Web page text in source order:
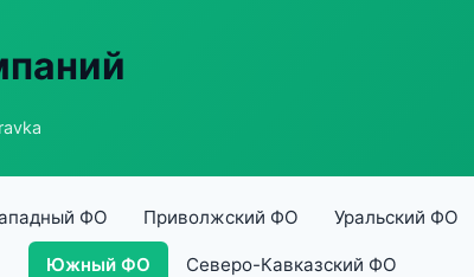
ФО Приволжский ФО Уральский ФО
Южный ФО Северо-Кавказский ФО